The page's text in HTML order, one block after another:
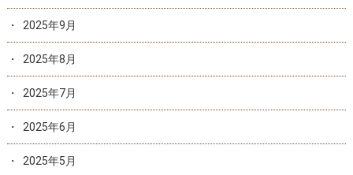
2025年9月
2025年8月
2025年7月
2025年6月
2025年5月